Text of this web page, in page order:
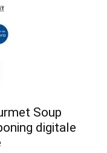
Soup
digitale